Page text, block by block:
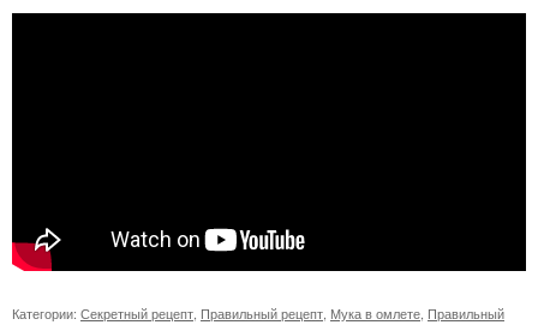
Категории: Секретный рецепт Правильный рецепт Мука в омлете Правильный